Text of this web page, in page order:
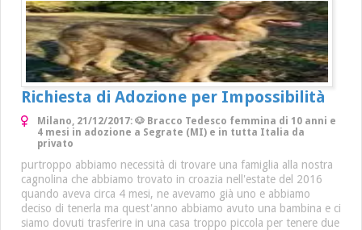
Richiesta di Adozione per Impossibilità
Milano, 21/12/2017: 🐶 Bracco Tedesco femmina di 10 anni e
4 mesi in adozione a Segrate (MI) e in tutta Italia da
privato
purtroppo abbiamo necessità di trovare una famiglia alla nostra
cagnolina che abbiamo trovato in croazia nell'estate del 2016
quando aveva circa 4 mesi, ne avevamo già uno e abbiamo
deciso di tenerla ma quest'anno abbiamo avuto una bambina e ci
siamo dovuti trasferire in una casa troppo piccola per tenere due